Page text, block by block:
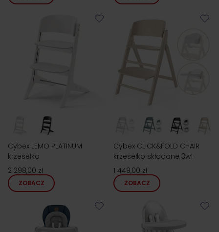
Cybex LEMO PLATINUM
krzesełko
2 298,00 zł
ZOBACZ
Cybex CLICK&FOLD CHAIR
krzesełko składane 3w1
1 449,00 zł
ZOBACZ